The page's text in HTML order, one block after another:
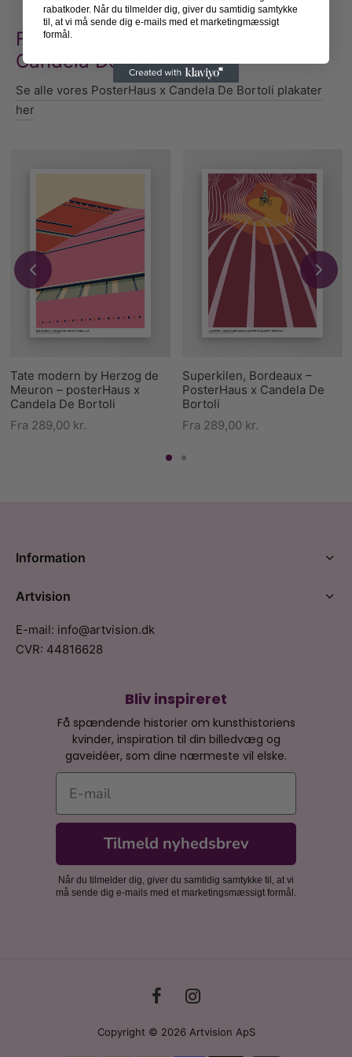
Flere plakater af PosterHaus x
Candela De Bortoli
Se alle vores PosterHaus x Candela De Bortoli plakater
her
Tate modern by Herzog de
Meuron – posterHaus x
Candela De Bortoli
Fra 289,00 kr.
Superkilen, Bordeaux –
PosterHaus x Candela De
Bortoli
Fra 289,00 kr.
Bliv inspireret
Få spændende historier om kunsthistoriens
kvinder, inspiration til din billedvæg og
gaveidéer, som dine nærmeste vil elske.
E-mail
Tilmeld nyhedsbrev
Når du tilmelder dig, giver du samtidig samtykke til, at vi
må sende dig e-mails med et marketingsmæssigt formål.
Information
Artvision
E-mail: info@artvision.dk
CVR: 44816628
Copyright © 2026 Artvision ApS
rabatkoder. Når du tilmelder dig, giver du samtidig samtykke
til, at vi må sende dig e-mails med et marketingmæssigt
formål.